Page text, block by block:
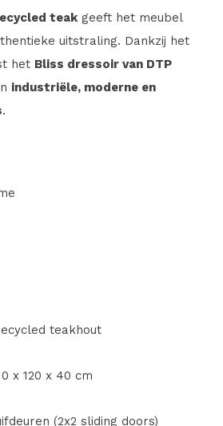
teakgeeft het meubel
uitstraling. Dankzij het
het Bliss dressoir van DTP
industriële, moderne en
.
teakhout
x 120 x 40 cm
(2x2 sliding doors)